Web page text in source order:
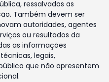
ressalvadas as
Também devem ser
autoridades, agentes
ou resultados da
as informações
legais,
que não apresentem